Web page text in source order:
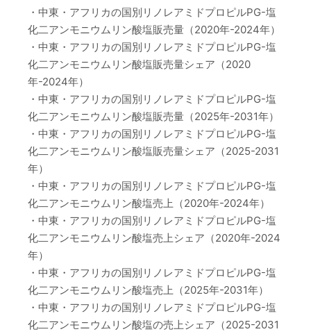
・中東・アフリカの国別リノレアミドプロピルPG-塩
化二アンモニウムリン酸塩販売量（2020年-2024年）
・中東・アフリカの国別リノレアミドプロピルPG-塩
化二アンモニウムリン酸塩販売量シェア（2020
年-2024年）
・中東・アフリカの国別リノレアミドプロピルPG-塩
化二アンモニウムリン酸塩販売量（2025年-2031年）
・中東・アフリカの国別リノレアミドプロピルPG-塩
化二アンモニウムリン酸塩販売量シェア（2025-2031
年）
・中東・アフリカの国別リノレアミドプロピルPG-塩
化二アンモニウムリン酸塩売上（2020年-2024年）
・中東・アフリカの国別リノレアミドプロピルPG-塩
化二アンモニウムリン酸塩売上シェア（2020年-2024
年）
・中東・アフリカの国別リノレアミドプロピルPG-塩
化二アンモニウムリン酸塩売上（2025年-2031年）
・中東・アフリカの国別リノレアミドプロピルPG-塩
化二アンモニウムリン酸塩の売上シェア（2025-2031